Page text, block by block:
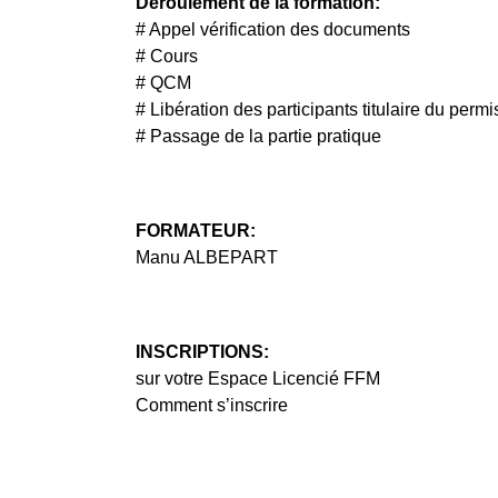
# Appel vérification des documents
# Cours
# QCM
# Libération des participants titulaire du
# Passage de la partie pratique
FORMATEUR:
Manu ALBEPART
INSCRIPTIONS:
sur votre Espace Licencié FFM
Comment s’inscrire